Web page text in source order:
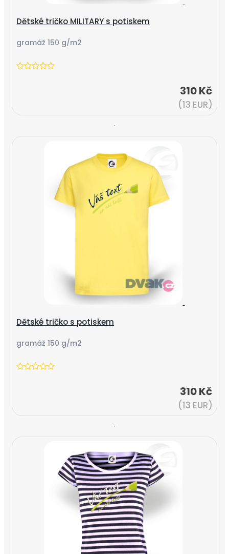
Dětské tričko MILITARY s potiskem
gramáž 150 g/m2
310 Kč
(13 EUR)
Dětské tričko s potiskem
gramáž 150 g/m2
310 Kč
(13 EUR)